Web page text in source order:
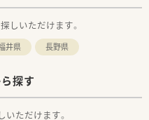
しいただけます。
井県 長野県
探す
ただけます。